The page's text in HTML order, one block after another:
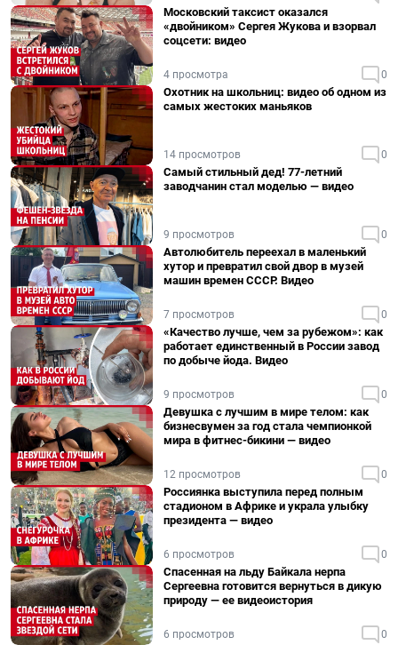
Московский таксист оказался
«двойником» Сергея Жукова и взорвал
соцсети: видео
4 просмотра 0
Охотник на школьниц: видео об одном из
самых жестоких маньяков
14 просмотров 0
Самый стильный дед! 77-летний
заводчанин стал моделью — видео
9 просмотров 0
Автолюбитель переехал в маленький
хутор и превратил свой двор в музей
машин времен СССР. Видео
7 просмотров 0
«Качество лучше, чем за рубежом»: как
работает единственный в России завод
по добыче йода. Видео
9 просмотров 0
Девушка с лучшим в мире телом: как
бизнесвумен за год стала чемпионкой
мира в фитнес-бикини — видео
12 просмотров 0
Россиянка выступила перед полным
стадионом в Африке и украла улыбку
президента — видео
6 просмотров 0
Спасенная на льду Байкала нерпа
Сергеевна готовится вернуться в дикую
природу — ее видеоистория
6 просмотров 0